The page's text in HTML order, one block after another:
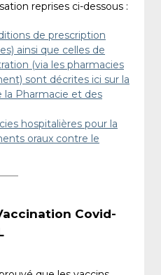
reprises ci-dessous :
de prescription
ainsi que celles de
(via les pharmacies
sont décrites ici sur la
la Pharmacie et des
hospitalières pour la
oraux contre le
Covid-